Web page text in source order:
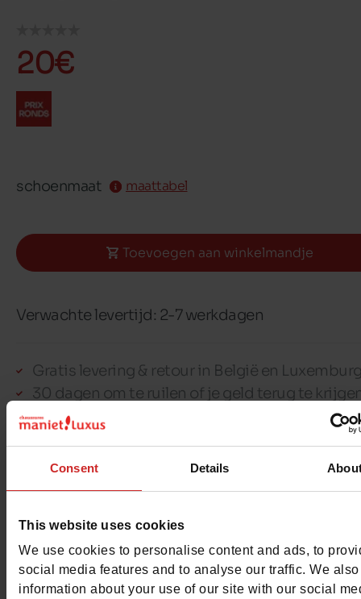
Consent Details
This website uses cookies
We use cookies to personalise content and ads, to
social media features and to analyse our traffic. We
information about your use of our site with our social
20€
schoenmaat maattabel
Toevoegen aan winkelmandje
Verwachte levertijd: 2-7 werkdagen
Gratis levering & retour in België en
30 dagen om te ruilen of je geld terug te
100% veilige betaling met Ingenico -
Dit artikel kan niet gereserveerd worden
Detail